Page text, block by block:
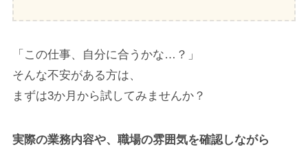
「この仕事、自分に合うかな…？」
そんな不安がある方は、
まずは3か月から試してみませんか？
実際の業務内容や、職場の雰囲気を確認しながら